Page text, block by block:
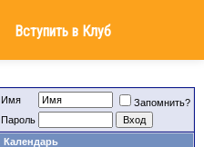
Вступить в Клуб
Имя
Запомнить?
Пароль
Календарь